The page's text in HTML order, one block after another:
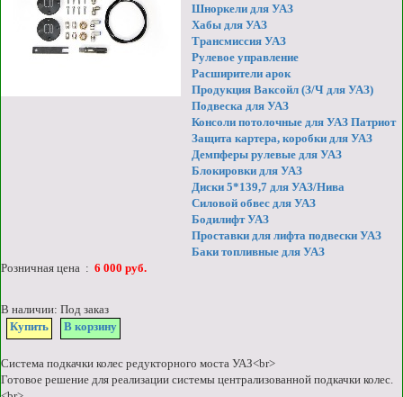
Шноркели для УАЗ
Хабы для УАЗ
Трансмиссия УАЗ
Рулевое управление
Расширители арок
Продукция Ваксойл (З/Ч для УАЗ)
Подвеска для УАЗ
Консоли потолочные для УАЗ Патриот
Защита картера, коробки для УАЗ
Демпферы рулевые для УАЗ
Блокировки для УАЗ
Диски 5*139,7 для УАЗ/Нива
Силовой обвес для УАЗ
Бодилифт УАЗ
Проставки для лифта подвески УАЗ
Баки топливные для УАЗ
Розничная цена : 6 000 руб.
В наличии: Под заказ
Купить
В корзину
Система подкачки колес редукторного моста УАЗ<br>
Готовое решение для реализации системы централизованной подкачки колес.